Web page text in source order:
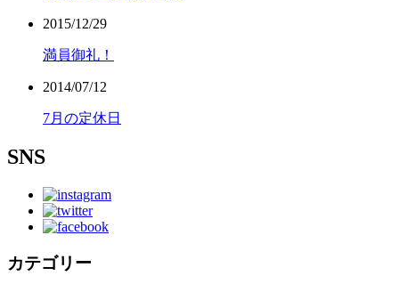
2015/12/29
満員御礼！
2014/07/12
7月の定休日
SNS
カテゴリー